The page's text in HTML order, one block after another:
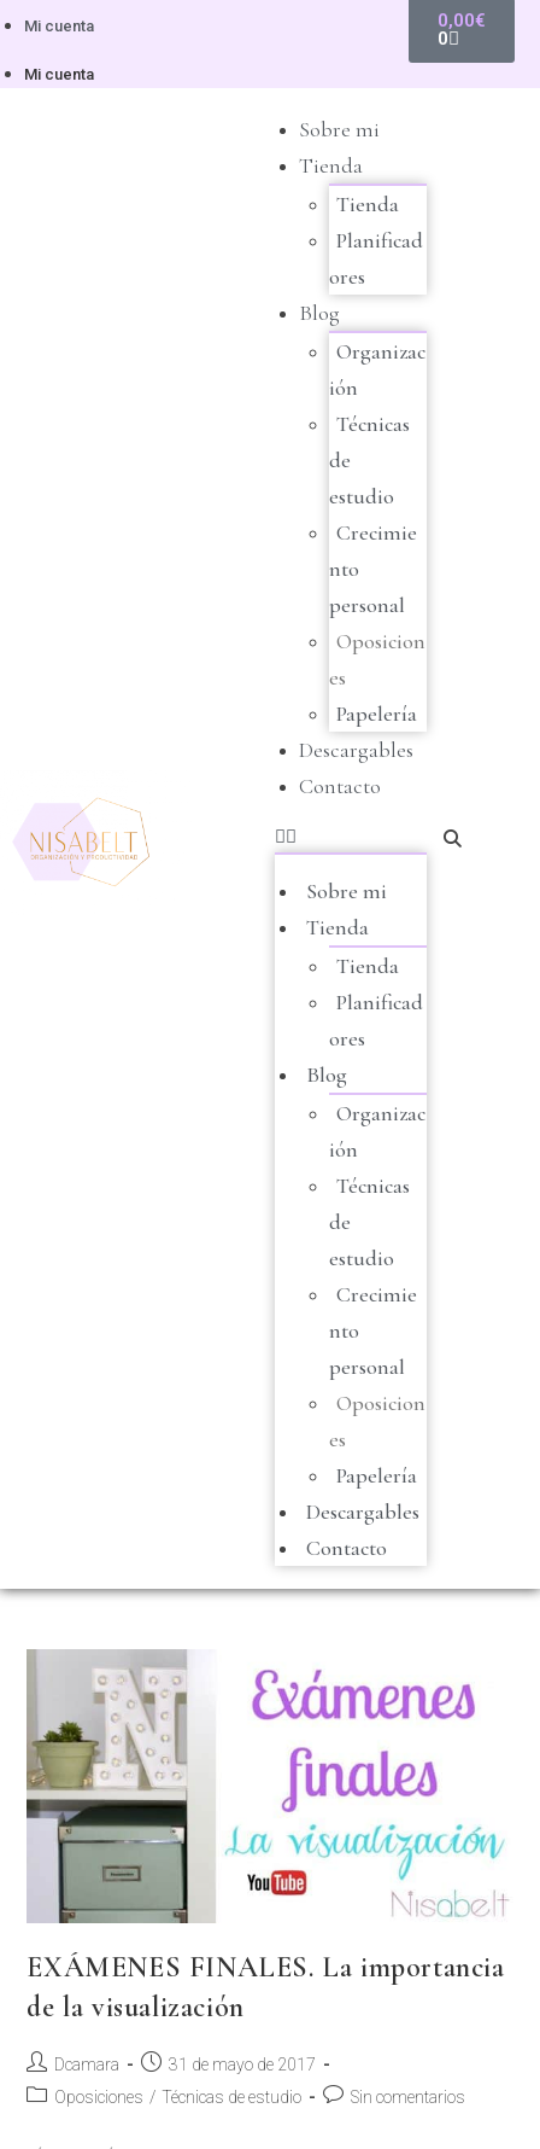
Mi cuenta
Mi cuenta
0,00€
0
Sobre mi
Tienda
Tienda
Planificad
ores
Blog
Organizac
ión
Técnicas
de
estudio
Crecimie
nto
personal
Oposicion
es
Papelería
Descargables
Contacto
Sobre mi
Tienda
Tienda
Planificad
ores
Blog
Organizac
ión
Técnicas
de
estudio
Crecimie
nto
personal
Oposicion
es
Papelería
Descargables
Contacto
EXÁMENES FINALES. La importancia
de la visualización
Dcamara
31 de mayo de 2017
Oposiciones / Técnicas de estudio Sin comentarios